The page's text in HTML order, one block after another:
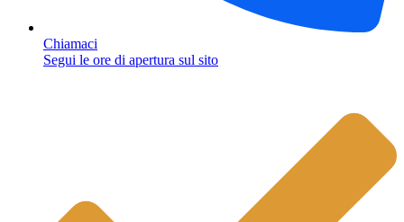
Chiamaci
Segui le ore di apertura sul sito